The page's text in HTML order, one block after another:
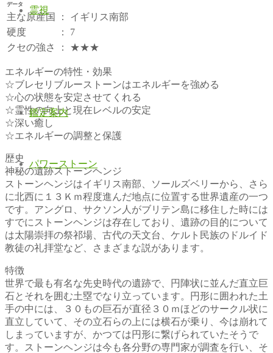
霊視
鑑定案内
パワーストーン
データ
主な原産国 ：
イギリス南部
硬度
：
7
クセの強さ
： ★★★
エネルギーの特性・効果
☆ブレセリブルーストーンはエネルギーを強める
☆心の状態を安定させてくれる
☆霊性の向上と現在レベルの安定
☆深い癒し
☆エネルギーの調整と保護
歴史
神秘の遺跡ストーンヘンジ
ストーンヘンジはイギリス南部、ソールズベリーから、さら
に北西に１３Ｋｍ程度進んだ地点に位置する世界遺産の一つ
です。アングロ、サクソン人がブリテン島に移住した時には
すでにストーンヘンジは存在しており、遺跡の目的について
は太陽崇拝の祭祁場、古代の天文台、ケルト民族のドルイド
教徒の礼拝堂など、さまざまな説があります。
特徴
世界で最も有名な先史時代の遺跡で、円陣状に並んだ直立巨
石とそれを囲む土塁でなり立っています。円形に囲われた土
手の中には、３０もの巨石が直径３０ｍほどのサークル状に
直立していて、その立石らの上には横石が乗り、今は崩れて
しまっていますが、かつては円形に繋げられていたそうで
す。ストーンヘンジは今も各分野の専門家が調査を行い、そ